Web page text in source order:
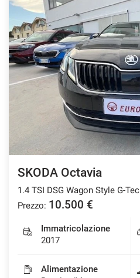
SKODA Octavia
1.4 TSI DSG Wagon Style G-Tec
Prezzo: 10.500 €
Immatricolazione
2017
Alimentazione